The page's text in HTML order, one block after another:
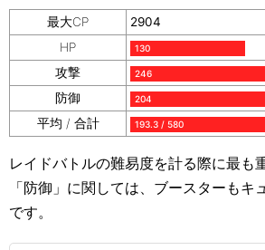
最大CP
2904
HP
130
攻撃 246
防御 204
平均 / 合計 193.3 / 580
レイドバトルの難易度を計る際に最も
「防御」に関しては、ブースターも
です。